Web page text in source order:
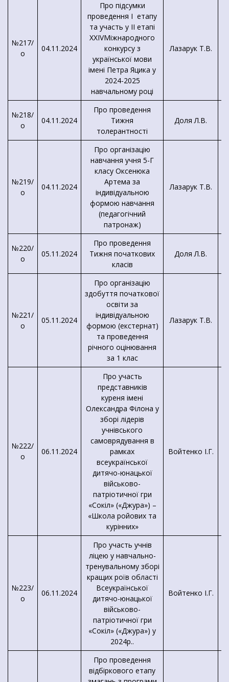
№217/
о
04.11.2024
Про підсумки
проведення I етапу
та участь у II етапі
XXIVМіжнародного
конкурсу з
української мови
імені Петра Яцика у
2024-2025
навчальному році
Лазарук Т.В.
№218/
о
04.11.2024
Про проведення
Тижня
толерантності
Доля Л.В.
№219/
о
04.11.2024
Про організацію
навчання учня 5-Г
класу Оксенюка
Артема за
індивідуальною
формою навчання
(педагогічний
патронаж)
Лазарук Т.В.
№220/
о
05.11.2024
Про проведення
Тижня початкових
класів
Доля Л.В.
№221/
о
05.11.2024
Про організацію
здобуття початкової
освіти за
індивідуальною
формою (екстернат)
та проведення
річного оцінювання
за 1 клас
Лазарук Т.В.
№222/
о
06.11.2024
Про участь
представників
куреня імені
Олександра Філона у
зборі лідерів
учнівського
самоврядування в
рамках
всеукраїнської
дитячо-юнацької
військово-
патріотичної гри
«Сокіл» («Джура») –
«Школа ройових та
курінних»
Войтенко І.Г.
№223/
о
06.11.2024
Про участь учнів
ліцею у навчально-
тренувальному зборі
кращих роїв області
Всеукраїнської
дитячо-юнацької
військово-
патріотичної гри
«Сокіл» («Джура») у
2024р..
Войтенко І.Г.
Про проведення
відбіркового етапу